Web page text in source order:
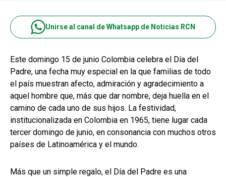
Unirse al canal de Whatsapp de Noticias RCN
Este domingo 15 de junio Colombia celebra el Día del
Padre, una fecha muy especial en la que familias de todo
el país muestran afecto, admiración y agradecimiento a
aquel hombre que, más que dar nombre, deja huella en el
camino de cada uno de sus hijos. La festividad,
institucionalizada en Colombia en 1965, tiene lugar cada
tercer domingo de junio, en consonancia con muchos otros
países de Latinoamérica y el mundo.
Más que un simple regalo, el Día del Padre es una